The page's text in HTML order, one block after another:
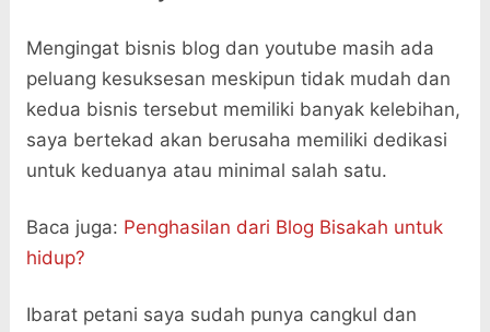
Mengingat bisnis blog dan youtube masih ada
peluang kesuksesan meskipun tidak mudah dan
kedua bisnis tersebut memiliki banyak kelebihan,
saya bertekad akan berusaha memiliki dedikasi
untuk keduanya atau minimal salah satu.
Baca juga: Penghasilan dari Blog Bisakah untuk
hidup?
Ibarat petani saya sudah punya cangkul dan